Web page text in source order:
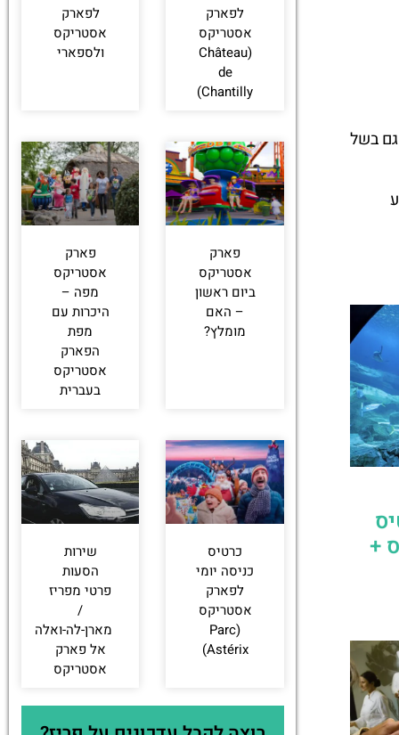
בשל
+
לפארק
אסטריקס
(Château
de
Chantilly)
לפארק
אסטריקס
ולספארי
פארק
אסטריקס
ביום ראשון
– האם
מומלץ?
פארק
אסטריקס
מפה –
היכרות עם
מפת
הפארק
אסטריקס
בעברית
כרטיס
כניסה יומי
לפארק
אסטריקס
(Parc
Astérix)
שירות
הסעות
פרטי מפריז
/
מארן-לה-ואלה
אל פארק
אסטריקס